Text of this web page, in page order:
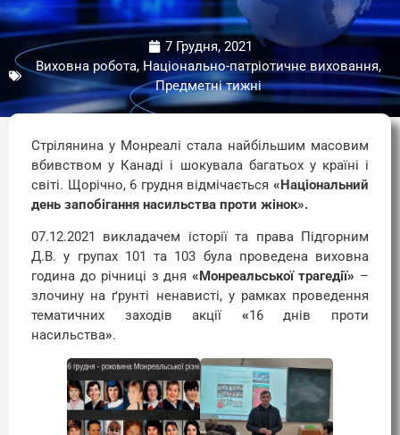
7 Грудня, 2021
Виховна робота, Національно-патріотичне виховання,
Предметні тижні
Стрілянина у Монреалі стала найбільшим масовим
вбивством у Канаді і шокувала багатьох у країні і
світі. Щорічно, 6 грудня відмічається «Національний
день запобігання насильства проти жінок».
07.12.2021 викладачем історії та права Підгорним
Д.В. у групах 101 та 103 була проведена виховна
година до річниці з дня «Монреальської трагедії» –
злочину на ґрунті ненависті, у рамках проведення
тематичних заходів акції «16 днів проти
насильства».